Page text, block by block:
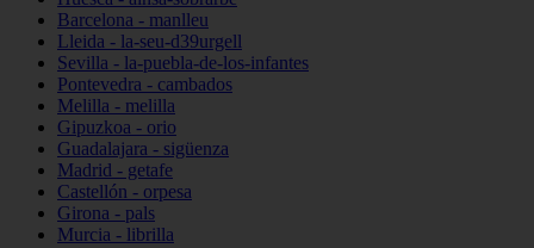
Barcelona - manlleu
Lleida - la-seu-d39urgell
Sevilla - la-puebla-de-los-infantes
Pontevedra - cambados
Melilla - melilla
Gipuzkoa - orio
Guadalajara - sigüenza
Madrid - getafe
Castellón - orpesa
Girona - pals
Murcia - librilla